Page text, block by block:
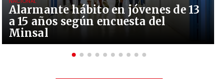
Alarmante hábito en jóvenes de 13
a 15 años según encuesta del
Minsal